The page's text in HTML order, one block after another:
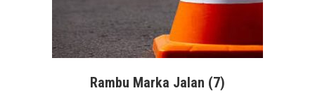
Rambu Marka Jalan (7)